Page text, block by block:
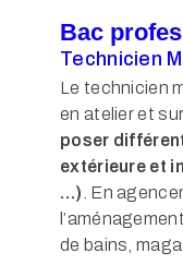
Bac
Technicien
Le technicien
en atelier et
poser
extérieure et
…) . En
de bains,